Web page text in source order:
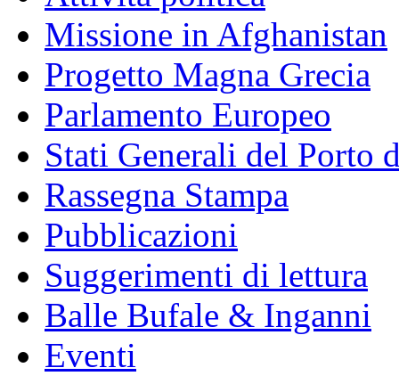
Missione in Afghanistan
Progetto Magna Grecia
Parlamento Europeo
Stati Generali del Porto
Rassegna Stampa
Pubblicazioni
Suggerimenti di lettura
Balle Bufale & Inganni
Eventi